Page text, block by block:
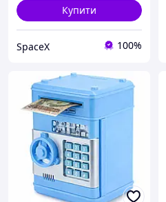
Купити
SpaceX 100%